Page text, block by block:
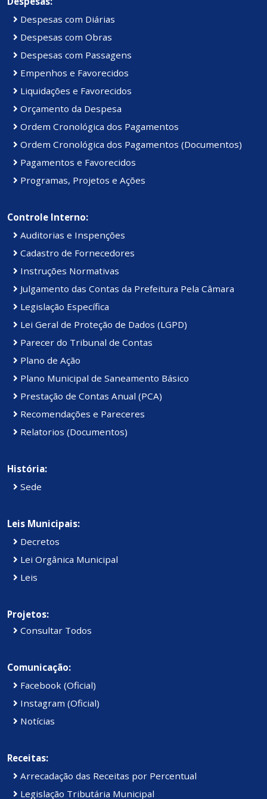
Despesas com Diárias
Despesas com Obras
Despesas com Passagens
Empenhos e Favorecidos
Liquidações e Favorecidos
Orçamento da Despesa
Ordem Cronológica dos Pagamentos
Ordem Cronológica dos Pagamentos (Documentos)
Pagamentos e Favorecidos
Programas, Projetos e Ações
Controle Interno:
Auditorias e Inspenções
Cadastro de Fornecedores
Instruções Normativas
Julgamento das Contas da Prefeitura Pela Câmara
Legislação Específica
Lei Geral de Proteção de Dados (LGPD)
Parecer do Tribunal de Contas
Plano de Ação
Plano Municipal de Saneamento Básico
Prestação de Contas Anual (PCA)
Recomendações e Pareceres
Relatorios (Documentos)
História:
Sede
Leis Municipais:
Decretos
Lei Orgânica Municipal
Leis
Projetos:
Consultar Todos
Comunicação:
Facebook (Oficial)
Instagram (Oficial)
Notícias
Receitas:
Arrecadação das Receitas por Percentual
Legislação Tributária Municipal